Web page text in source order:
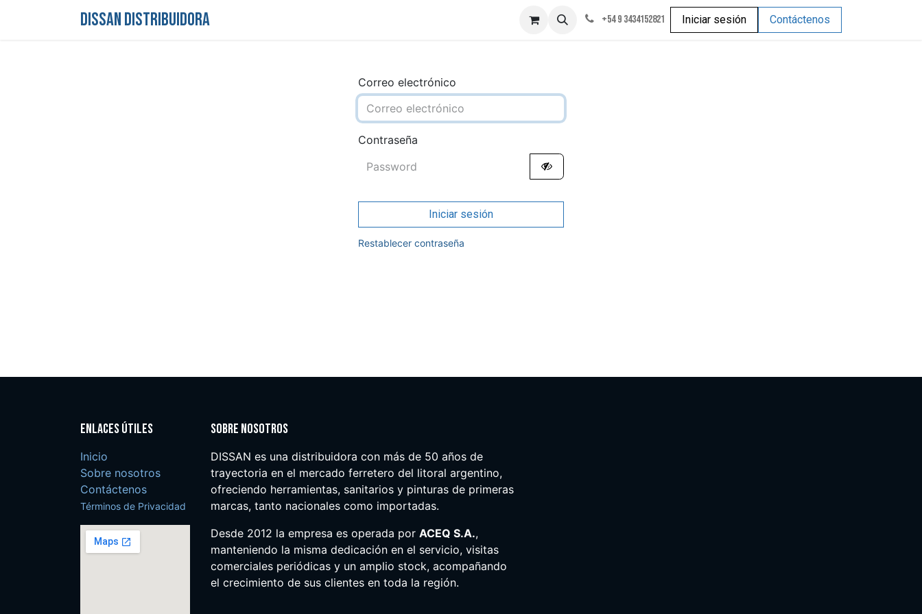
DISSAN DISTRIBUIDORA +54 9 3434152821 Iniciar sesión Contáctenos
Correo electrónico
Contraseña
Iniciar sesión
Restablecer contraseña
Enlaces útiles
Inicio
Sobre nosotros
Contáctenos
Términos de Privacidad
Sobre nosotros
DISSAN es una distribuidora con más de 50 años de
trayectoria en el mercado ferretero del litoral argentino,
ofreciendo herramientas, sanitarios y pinturas de primeras
marcas, tanto nacionales como importadas.
Desde 2012 la empresa es operada por ACEQ S.A.,
manteniendo la misma dedicación en el servicio, visitas
comerciales periódicas y un amplio stock, acompañando
el crecimiento de sus clientes en toda la región.